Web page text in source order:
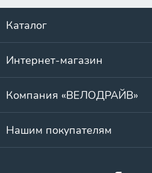
Каталог
Интернет-магазин
Компания «ВЕЛОДРАЙВ»
Нашим покупателям